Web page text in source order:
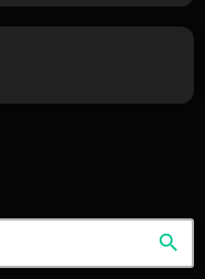
search